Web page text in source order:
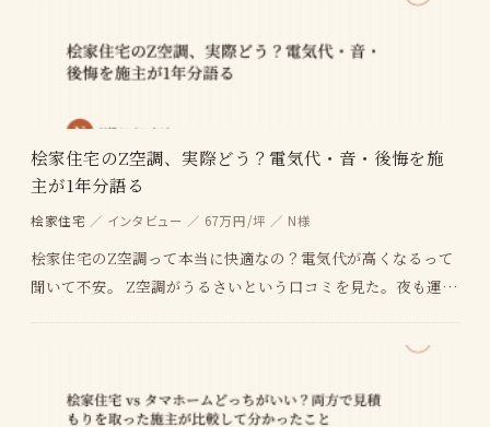
桧家住宅のZ空調、実際どう？電気代・音・後悔を施
主が1年分語る
桧家住宅 ／ インタビュー ／ 67万円/坪 ／ N様
桧家住宅のZ空調って本当に快適なの？電気代が高くなるって
聞いて不安。 Z空調がうるさいという口コミを見た。夜も運転